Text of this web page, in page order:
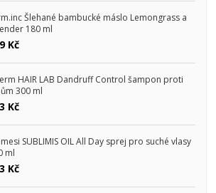
Šlehané bambucké máslo Lemongrass a
180 ml
Kč
HAIR LAB Dandruff Control šampon proti
300 ml
Kč
SUBLIMIS OIL All Day sprej pro suché vlasy
ml
Kč